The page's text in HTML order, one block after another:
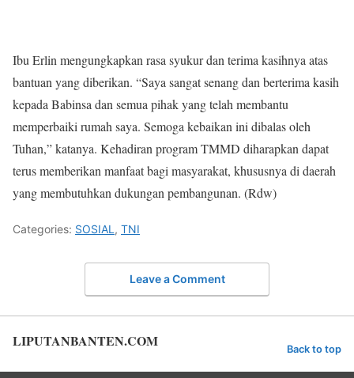
Ibu Erlin mengungkapkan rasa syukur dan terima kasihnya atas
bantuan yang diberikan. “Saya sangat senang dan berterima kasih
kepada Babinsa dan semua pihak yang telah membantu
memperbaiki rumah saya. Semoga kebaikan ini dibalas oleh
Tuhan,” katanya. Kehadiran program TMMD diharapkan dapat
terus memberikan manfaat bagi masyarakat, khususnya di daerah
yang membutuhkan dukungan pembangunan. (Rdw)
Categories: SOSIAL , TNI
Leave a Comment
LIPUTANBANTEN.COM Back to top